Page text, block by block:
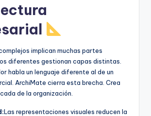
implican muchas partes
diferentes gestionan capas distintas.
habla un lenguaje diferente al de un
ArchiMate cierra esta brecha. Crea
de la organización.
Las representaciones visuales reducen la